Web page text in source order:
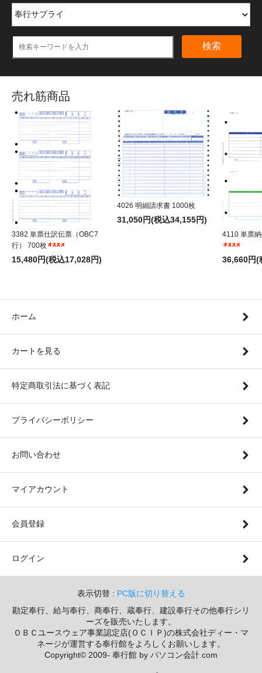
検索
売れ筋商品
3382 単票仕訳伝票（OBC7
行） 700枚
15,480円(税込17,028円)
4026 明細請求書 1000枚
31,050円(税込34,155円)
4110 単票
36,660円(
ホーム
カートを見る
特定商取引法に基づく表記
プライバシーポリシー
お問い合わせ
マイアカウント
会員登録
ログイン
表示切替 : PC版に切り替える
勘定奉行、給与奉行、商奉行、蔵奉行、建設奉行その他奉行シリ
ーズを販売いたします。
ＯＢＣユースウェア事業認定店(ＯＣＩＰ)の株式会社ディー・マ
ネージが運営する奉行館をよろしくお願いします。
Copyright© 2009- 奉行館 by パソコン会計.com